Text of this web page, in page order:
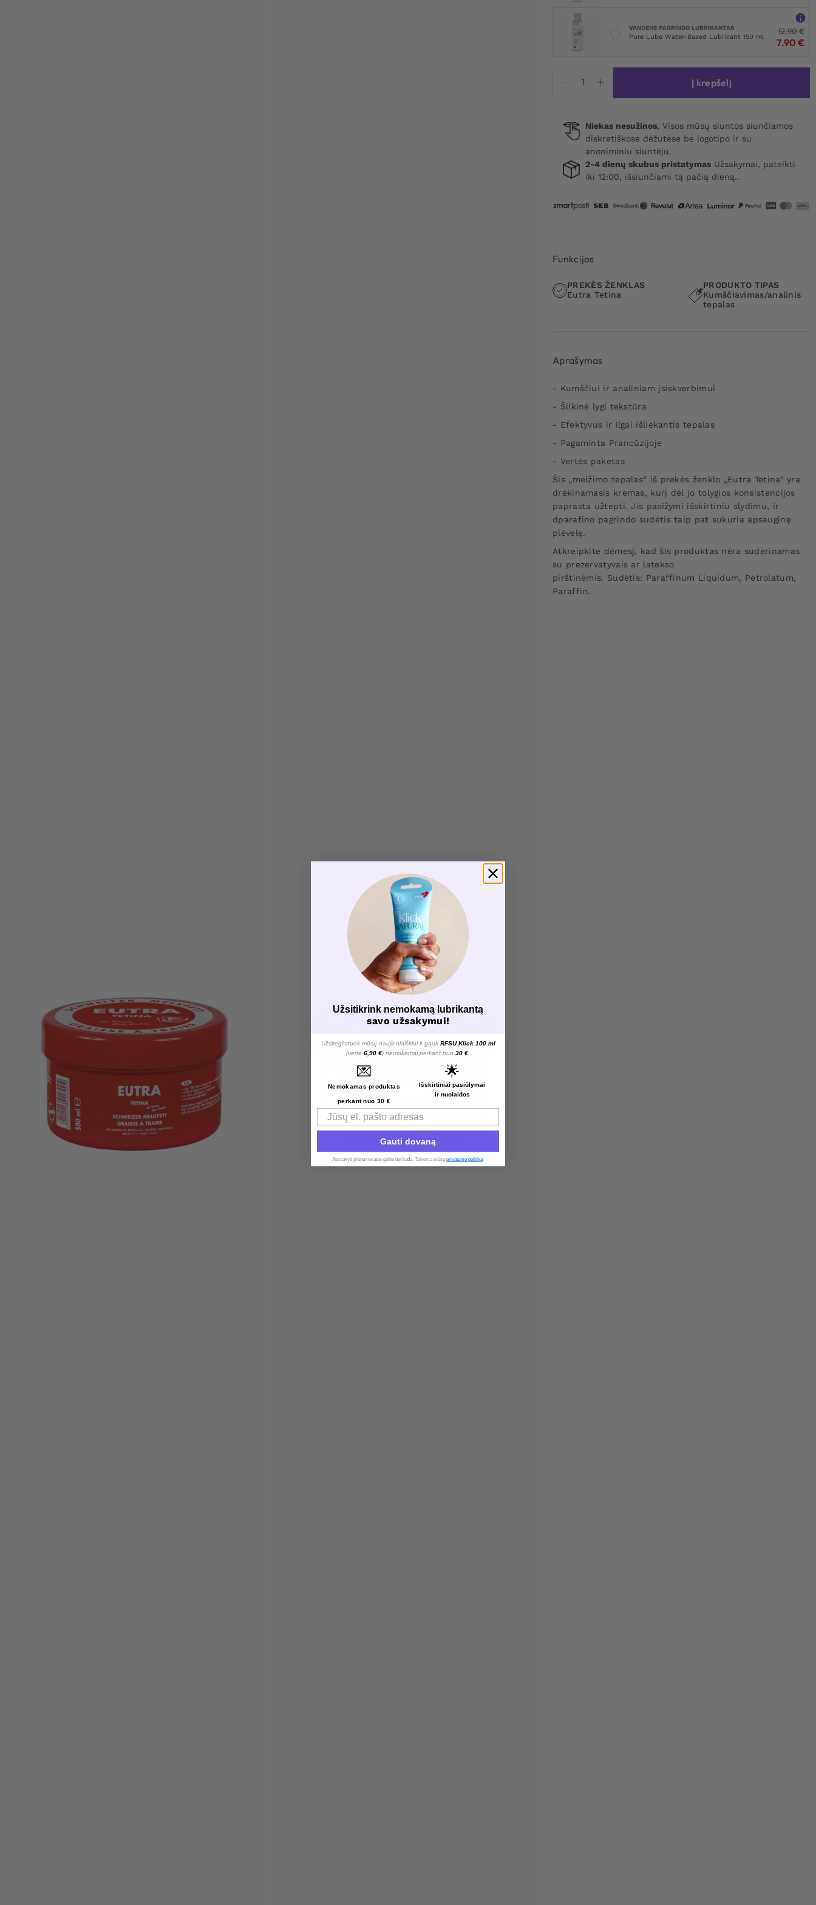
VANDENS PAGRINDO LUBRIKANTAS
Pure Lube Water-Based Lubricant 150 ml
12.90€
7.90 €
kiekis:
Milking
Grease
500ml
Į krepšelį
Niekas nesužinos, Visos mūsų siuntos siunčiamos
diskretiškose dėžutėse be logotipo ir su
anoniminiu siuntėju.
2-4 dienų skubus pristatymas Užsakymai, pateikti
iki 12:00, išsiunčiami tą pačią dieną..
Funkcijos
PREKĖS ŽENKLAS
Eutra Tetina
PRODUKTO TIPAS
Kumščiavimas/analinis
tepalas
Aprašymas
- Kumščiui ir analiniam įsiskverbimui
- Šilkinė lygi tekstūra
- Efektyvus ir ilgai išliekantis tepalas
- Pagaminta Prancūzijoje
- Vertės paketas
Šis „melžimo tepalas“ iš prekės ženklo „Eutra Tetina“ yra
drėkinamasis kremas, kurį dėl jo tolygios konsistencijos
paprasta užtepti. Jis pasižymi išskirtiniu slydimu, ir
dparafino pagrindo sudėtistaip pat sukuria apsauginę
plėvelę.
Atkreipkite dėmesį, kad šis produktas nėra suderinamas
su prezervatyvais ar latekso
pirštinėmis. Sudėtis: Paraffinum Liquidum, Petrolatum,
Paraffin.
Užsitikrink nemokamą lubrikantą
savo užsakymui!
Užsiregistruok mūsų naujienlaiškiui ir gauk RFSU Klick 100 ml
(vertė 6,90 €) nemokamai perkant nuo 30 €
💌
Nemokamas produktas
perkant nuo 30 €
🌟
Išskirtiniai pasiūlymai
ir nuolaidos
Email
Gauti dovaną
Atsisakyti prenumeratos galite bet kada. Taikoma mūsų privatumo politika.​